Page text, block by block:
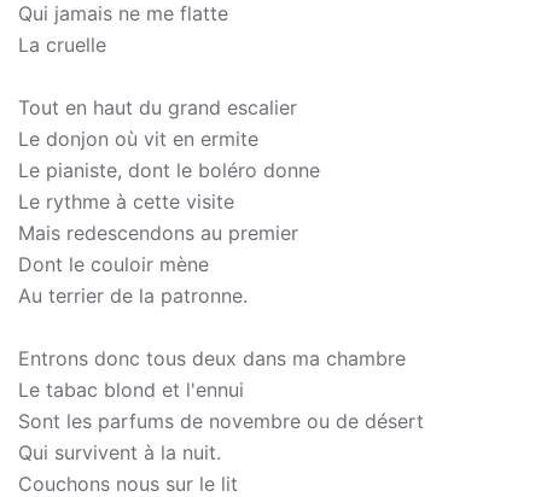
Qui jamais ne me flatte
La cruelle
Tout en haut du grand escalier
Le donjon où vit en ermite
Le pianiste, dont le boléro donne
Le rythme à cette visite
Mais redescendons au premier
Dont le couloir mène
Au terrier de la patronne.
Entrons donc tous deux dans ma chambre
Le tabac blond et l'ennui
Sont les parfums de novembre ou de désert
Qui survivent à la nuit.
Couchons nous sur le lit